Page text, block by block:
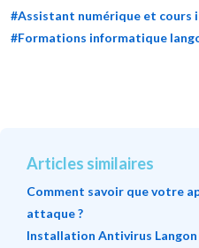
#Assistant numérique et cours
#Formations informatique
Articles similaires
Comment savoir que votre
attaque ?
Installation Antivirus Langon